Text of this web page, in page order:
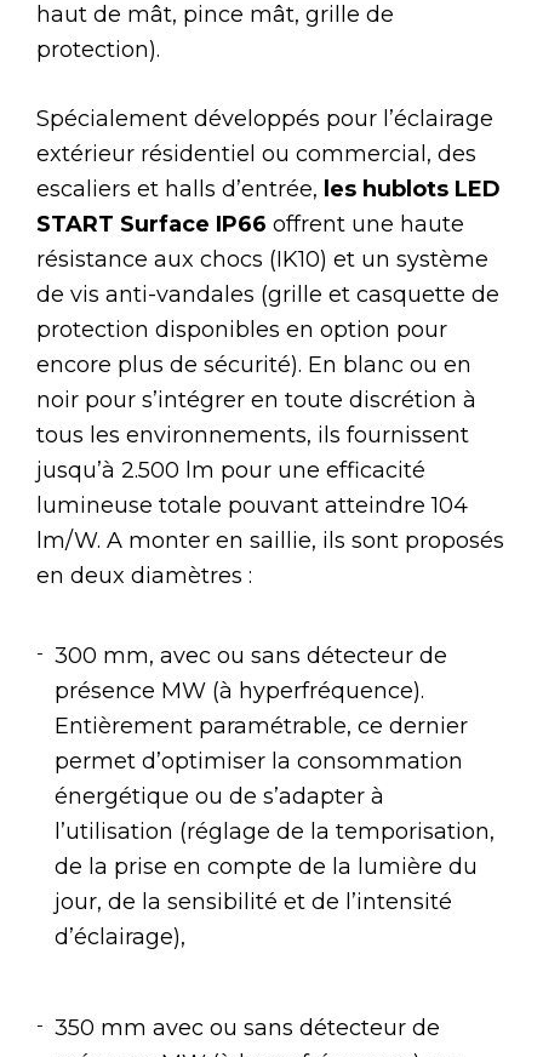
haut de mât, pince mât, grille de
protection).
Spécialement développés pour l’éclairage
extérieur résidentiel ou commercial, des
escaliers et halls d’entrée, les hublots LED
START Surface IP66 offrent une haute
résistance aux chocs (IK10) et un système
de vis anti-vandales (grille et casquette de
protection disponibles en option pour
encore plus de sécurité). En blanc ou en
noir pour s’intégrer en toute discrétion à
tous les environnements, ils fournissent
jusqu’à 2.500 lm pour une efficacité
lumineuse totale pouvant atteindre 104
lm/W. A monter en saillie, ils sont proposés
en deux diamètres :
300 mm, avec ou sans détecteur de
présence MW (à hyperfréquence).
Entièrement paramétrable, ce dernier
permet d’optimiser la consommation
énergétique ou de s’adapter à
l’utilisation (réglage de la temporisation,
de la prise en compte de la lumière du
jour, de la sensibilité et de l’intensité
d’éclairage),
350 mm avec ou sans détecteur de